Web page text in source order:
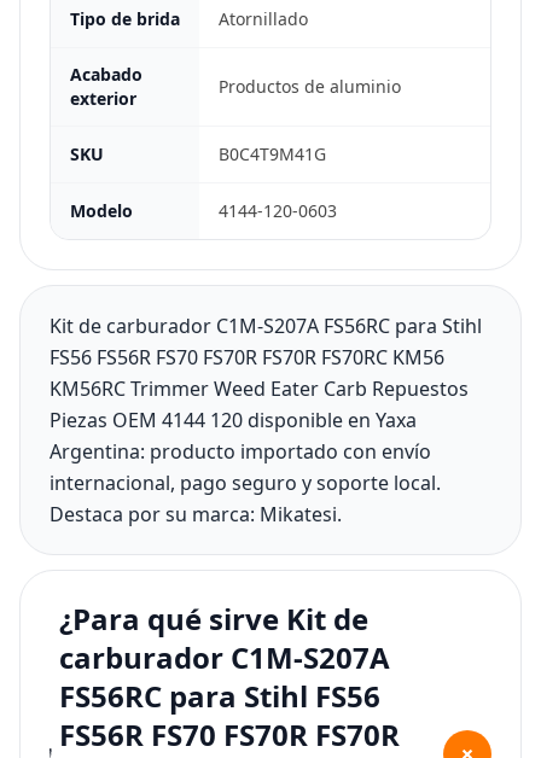
Tipo de brida Atornillado
Acabado
exterior
Productos de aluminio
SKU B0C4T9M41G
Modelo 4144-120-0603
Kit de carburador C1M-S207A FS56RC para Stihl
FS56 FS56R FS70 FS70R FS70R FS70RC KM56
KM56RC Trimmer Weed Eater Carb Repuestos
Piezas OEM 4144 120 disponible en Yaxa
Argentina: producto importado con envío
internacional, pago seguro y soporte local.
Destaca por su marca: Mikatesi.
¿Para qué sirve Kit de
carburador C1M-S207A
FS56RC para Stihl FS56
FS56R FS70 FS70R FS70R